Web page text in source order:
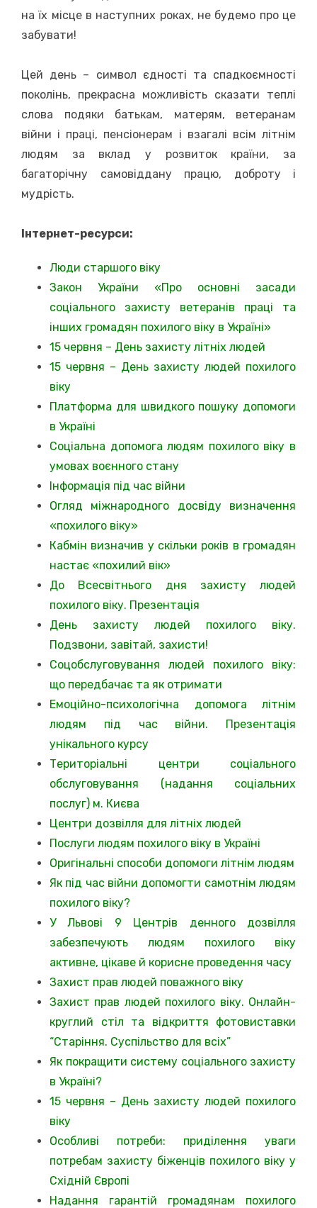
на їх місце в наступних роках, не будемо про це
забувати!
Цей день – символ єдності та спадкоємності
поколінь, прекрасна можливість сказати теплі
слова подяки батькам, матерям, ветеранам
війни і праці, пенсіонерам і взагалі всім літнім
людям за вклад у розвиток країни, за
багаторічну самовіддану працю, доброту і
мудрість.
Інтернет-ресурси:
Люди старшого віку
Закон України «Про основні засади
соціального захисту ветеранів праці та
інших громадян похилого віку в Україні»
15 червня – День захисту літніх людей
15 червня – День захисту людей похилого
віку
Платформа для швидкого пошуку допомоги
в Україні
Соціальна допомога людям похилого віку в
умовах воєнного стану
Інформація під час війни
Огляд міжнародного досвіду визначення
«похилого віку»
Кабмін визначив у скільки років в громадян
настає «похилий вік»
До Всесвітнього дня захисту людей
похилого віку. Презентація
День захисту людей похилого віку.
Подзвони, завітай, захисти!
Соцобслуговування людей похилого віку:
що передбачає та як отримати
Емоційно-психологічна допомога літнім
людям під час війни. Презентація
унікального курсу
Територіальні центри соціального
обслуговування (надання соціальних
послуг) м. Києва
Центри дозвілля для літніх людей
Послуги людям похилого віку в Україні
Оригінальні способи допомоги літнім людям
Як під час війни допомогти самотнім людям
похилого віку?
У Львові 9 Центрів денного дозвілля
забезпечують людям похилого віку
активне, цікаве й корисне проведення часу
Захист прав людей поважного віку
Захист прав людей похилого віку. Онлайн-
круглий стіл та відкриття фотовиставки
“Старіння. Суспільство для всіх”
Як покращити систему соціального захисту
в Україні?
15 червня – День захисту людей похилого
віку
Особливі потреби: приділення уваги
потребам захисту біженців похилого віку у
Східній Європі
Надання гарантій громадянам похилого